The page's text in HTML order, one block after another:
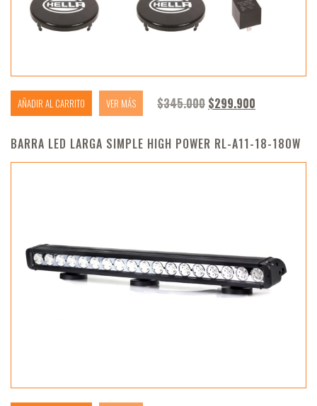
AÑADIR AL CARRITO VER MÁS $345.000 El precio original era:
$299.900
BARRA LED LARGA SIMPLE HIGH POWER RL-A11-18-180W